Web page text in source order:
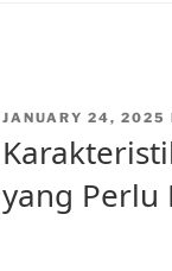
POSTED
JANUARY 24, 2025
yang Perlu